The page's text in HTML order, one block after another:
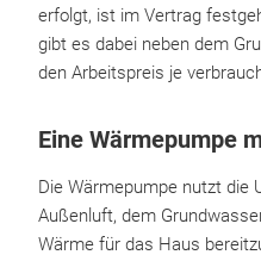
erfolgt, ist im Vertrag
gibt es dabei neben dem
den Arbeitspreis je
Eine Wärmepumpe
Die Wärmepumpe nutzt die
Außenluft, dem
Wärme für das Haus